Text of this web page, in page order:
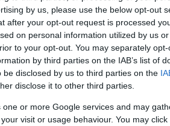
by us, please use the below opt-out
after your opt-out request is processed
on personal information utilized by us
to your opt-out. You may separately
by third parties on the IAB’s list of
disclosed by us to third parties on the
disclose it to other third parties.
or more Google services and may
visit or usage behaviour. You may